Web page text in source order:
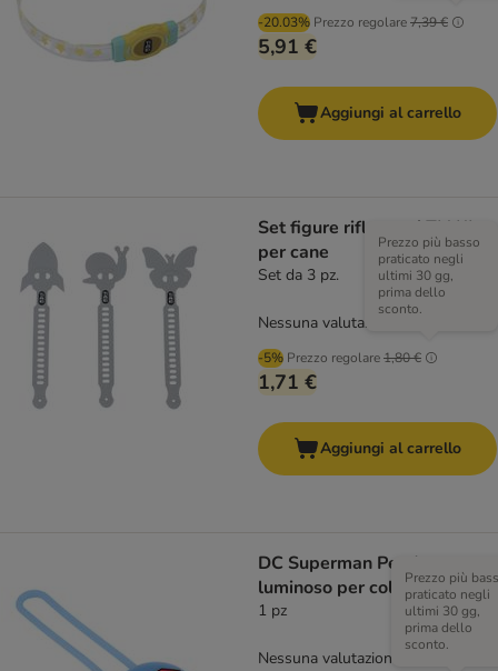
-20.03% Prezzo regolare7,39 €
5,91 €
Aggiungi al carrello
Set figure riflettenti TIAKI
per cane
Set da 3 pz.
-5% Prezzo regolare1,80 €
Prezzo più basso
praticato negli
ultimi 30 gg,
prima dello
sconto.
1,71 €
Nessuna valutazione
Aggiungi al carrello
DC Superman Pendente
luminoso per collare
1 pz
Prezzo più
praticato negli
ultimi 30 gg,
prima dello
sconto.
Nessuna valutazione